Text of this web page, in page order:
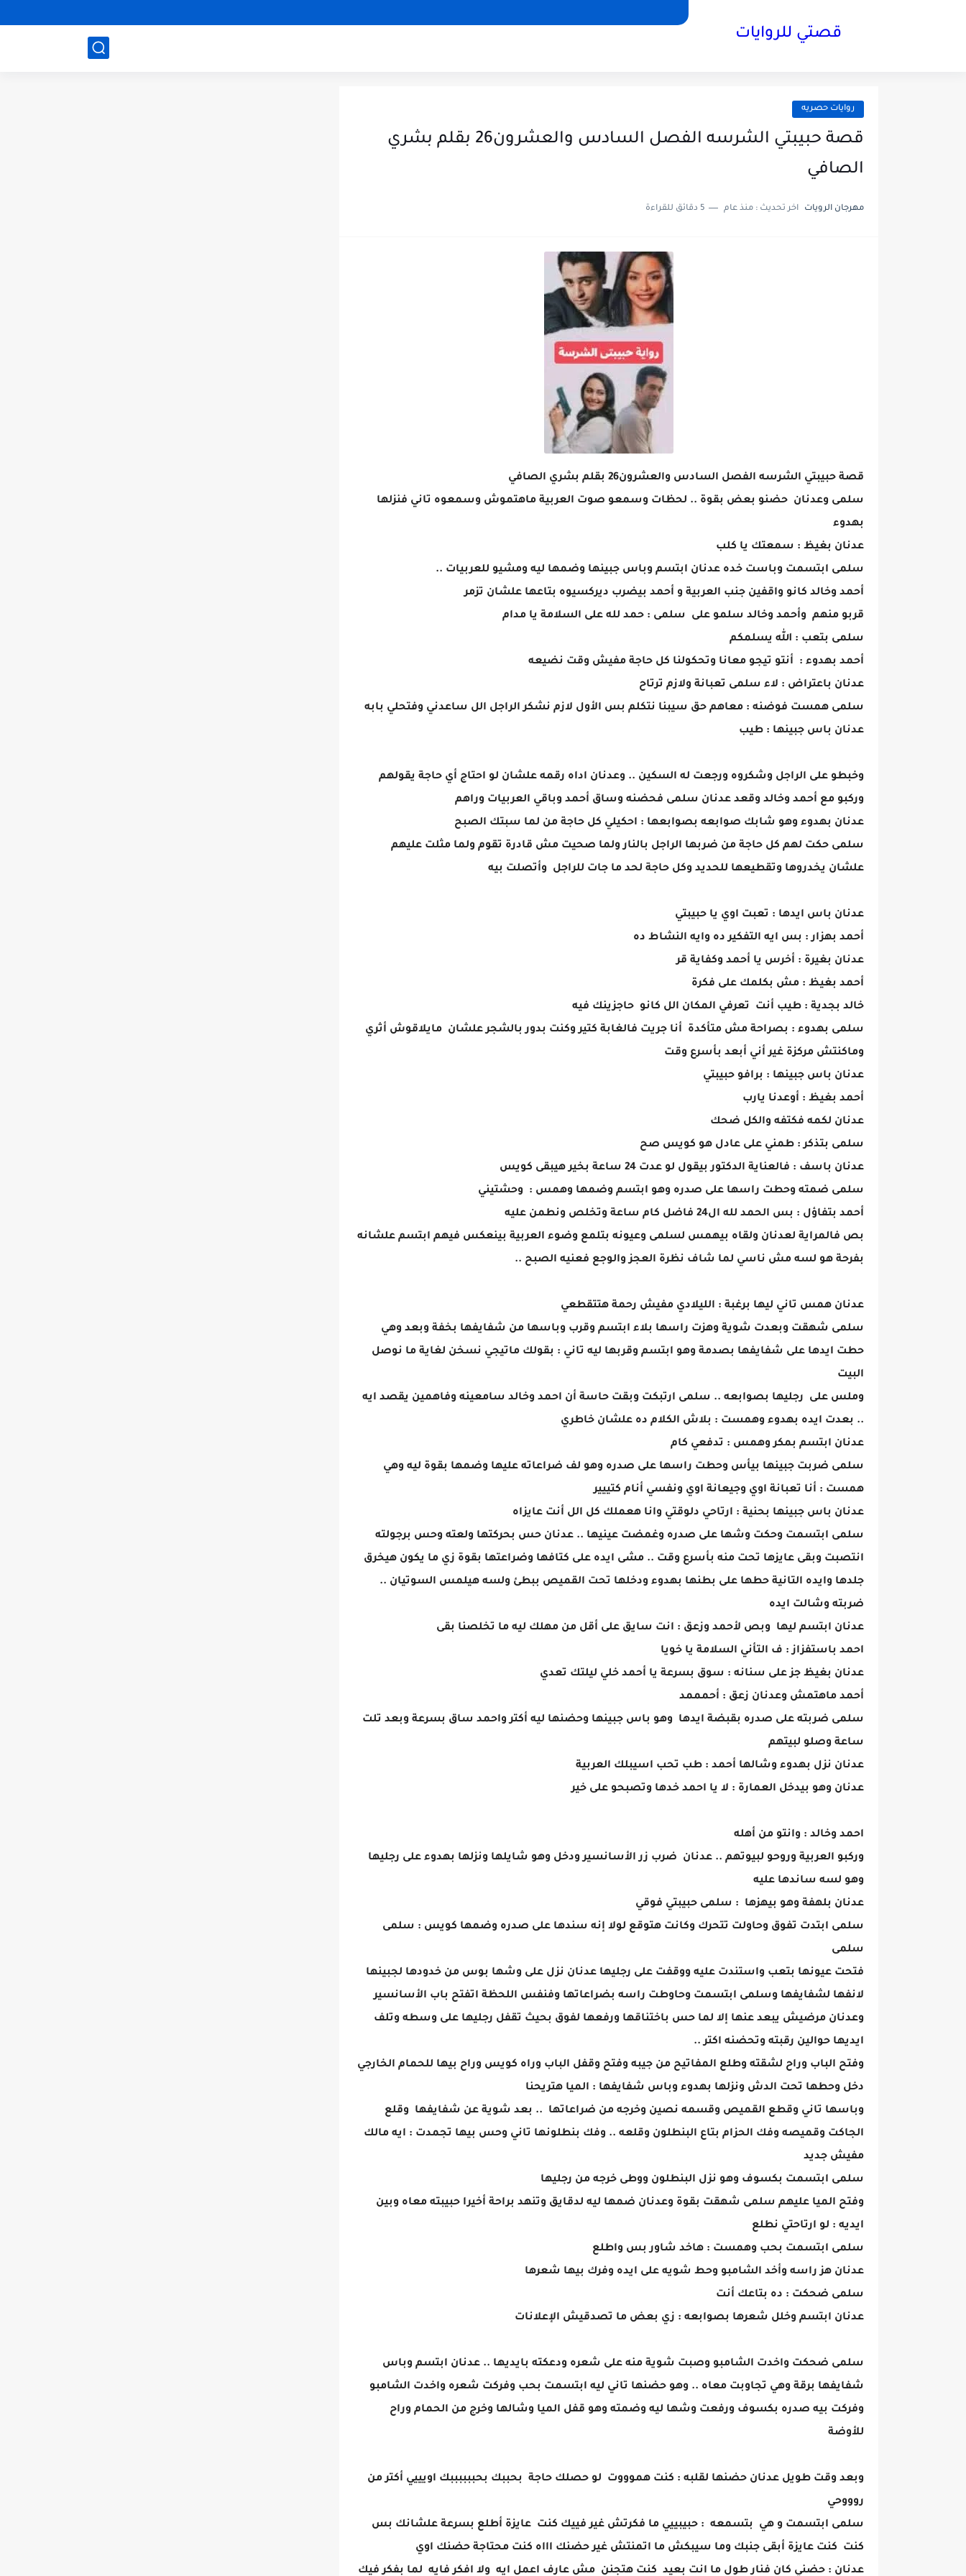
قصتي للروايات
روايات حصريه
قصة حبيبتي الشرسه الفصل السادس والعشرون26 بقلم بشري
الصافي
مهرجان الرويات اخر تحديث : منذ عام 5 دقائق للقراءة
قصة حبيبتي الشرسه الفصل السادس والعشرون26 بقلم بشري الصافي
سلمى وعدنان حضنو بعض بقوة .. لحظات وسمعو صوت العربية ماهتموش وسمعوه تاني فنزلها
بهدوء
عدنان بغيظ : سمعتك يا كلب
سلمى ابتسمت وباست خده عدنان ابتسم وباس جبينها وضمها ليه ومشيو للعربيات ..
أحمد وخالد كانو واقفين جنب العربية و أحمد بيضرب ديركسيوه بتاعها علشان تزمر
قربو منهم وأحمد وخالد سلمو على سلمى : حمد لله على السلامة يا مدام
سلمى بتعب : الله يسلمكم
أحمد بهدوء : أنتو تيجو معانا وتحكولنا كل حاجة مفيش وقت نضيعه
عدنان باعتراض : لاء سلمى تعبانة ولازم ترتاح
سلمى همست فوضنه : معاهم حق سيبنا نتكلم بس الأول لازم نشكر الراجل الل ساعدني وفتحلي بابه
عدنان باس جبينها : طيب
وخبطو على الراجل وشكروه ورجعت له السكين .. وعدنان اداه رقمه علشان لو احتاج أي حاجة يقولهم
وركبو مع أحمد وخالد وقعد عدنان سلمى فحضنه وساق أحمد وباقي العربيات وراهم
عدنان بهدوء وهو شابك صوابعه بصوابعها : احكيلي كل حاجة من لما سبتك الصبح
سلمى حكت لهم كل حاجة من ضربها الراجل بالنار ولما صحيت مش قادرة تقوم ولما مثلت عليهم
علشان يخدروها وتقطيعها للحديد وكل حاجة لحد ما جات للراجل وأتصلت بيه
عدنان باس ايدها : تعبت اوي يا حبيبتي
أحمد بهزار : بس ايه التفكير ده وايه النشاط ده
عدنان بغيرة : أخرس يا أحمد وكفاية قر
أحمد بغيظ : مش بكلمك على فكرة
خالد بجدية : طيب أنت تعرفي المكان الل كانو حاجزينك فيه
سلمى بهدوء : بصراحة مش متأكدة أنا جريت فالغابة كتير وكنت بدور بالشجر علشان مايلاقوش أثري
وماكنتش مركزة غير أني أبعد بأسرع وقت
عدنان باس جبينها : برافو حبيبتي
أحمد بغيظ : أوعدنا يارب
عدنان لكمه فكتفه والكل ضحك
سلمى بتذكر : طمني على عادل هو كويس صح
عدنان باسف : فالعناية الدكتور بيقول لو عدت 24 ساعة بخير هيبقى كويس
سلمى ضمته وحطت راسها على صدره وهو ابتسم وضمها وهمس : وحشتيني
أحمد بتفاؤل : بس الحمد لله ال24 فاضل كام ساعة وتخلص ونطمن عليه
بص فالمراية لعدنان ولقاه بيهمس لسلمى وعيونه بتلمع وضوء العربية بينعكس فيهم ابتسم علشانه
بفرحة هو لسه مش ناسي لما شاف نظرة العجز والوجع فعنيه الصبح ..
عدنان همس تاني ليها برغبة : الليلادي مفيش رحمة هتتقطعي
سلمى شهقت وبعدت شوية وهزت راسها بلاء ابتسم وقرب وباسها من شفايفها بخفة وبعد وهي
حطت ايدها على شفايفها بصدمة وهو ابتسم وقربها ليه تاني : بقولك ماتيجي نسخن لغاية ما نوصل
البيت
وملس على رجليها بصوابعه .. سلمى ارتبكت وبقت حاسة أن احمد وخالد سامعينه وفاهمين يقصد ايه
.. بعدت ايده بهدوء وهمست : بلاش الكلام ده علشان خاطري
عدنان ابتسم بمكر وهمس : تدفعي كام
سلمى ضربت جبينها بيأس وحطت راسها على صدره وهو لف ضراعاته عليها وضمها بقوة ليه وهي
همست : أنا تعبانة اوي وجيعانة اوي ونفسي أنام كتييير
عدنان باس جبينها بحنية : ارتاحي دلوقتي وانا هعملك كل الل أنت عايزاه
سلمى ابتسمت وحكت وشها على صدره وغمضت عينيها .. عدنان حس بحركتها ولعته وحس برجولته
انتصبت وبقى عايزها تحت منه بأسرع وقت .. مشى ايده على كتافها وضراعتها بقوة زي ما يكون هيخرق
جلدها وايده التانية حطها على بطنها بهدوء ودخلها تحت القميص ببطئ ولسه هيلمس السوتيان ..
ضربته وشالت ايده
عدنان ابتسم ليها وبص لأحمد وزعق : انت سايق على أقل من مهلك ليه ما تخلصنا بقى
احمد باستفزاز : ف التأني السلامة يا خويا
عدنان بغيظ جز على سنانه : سوق بسرعة يا أحمد خلي ليلتك تعدي
أحمد ماهتمش وعدنان زعق : أحمممد
سلمى ضربته على صدره بقبضة ايدها وهو باس جبينها وحضنها ليه أكتر واحمد ساق بسرعة وبعد تلت
ساعة وصلو لبيتهم
عدنان نزل بهدوء وشالها أحمد : طب تحب اسيبلك العربية
عدنان وهو بيدخل العمارة : لا يا احمد خدها وتصبحو على خير
احمد وخالد : وانتو من أهله
وركبو العربية وروحو لبيوتهم .. عدنان ضرب زر الأسانسير ودخل وهو شايلها ونزلها بهدوء على رجليها
وهو لسه ساندها عليه
عدنان بلهفة وهو بيهزها : سلمى حبيبتي فوقي
سلمى ابتدت تفوق وحاولت تتحرك وكانت هتوقع لولا إنه سندها على صدره وضمها كويس : سلمى
سلمى
فتحت عيونها بتعب واستندت عليه ووقفت على رجليها عدنان نزل على وشها بوس من خدودها لجبينها
لانفها لشفايفها وسلمى ابتسمت وحاوطت راسه بضراعاتها وفنفس اللحظة اتفتح باب الأسانسير
وعدنان مرضيش يبعد عنها إلا لما حس باختناقها ورفعها لفوق بحيث تقفل رجليها على وسطه وتلف
ايديها حوالين رقبته وتحضنه اكتر ..
وفتح الباب وراح لشقته وطلع المفاتيح من جيبه وفتح وقفل الباب وراه كويس وراح بيها للحمام الخارجي
دخل وحطها تحت الدش ونزلها بهدوء وباس شفايفها : الميا هتريحنا
وباسها تاني وقطع القميص وقسمه نصين وخرجه من ضراعاتها .. بعد شوية عن شفايفها وقلع
الجاكت وقميصه وفك الحزام بتاع البنطلون وقلعه .. وفك بنطلونها تاني وحس بيها تجمدت : ايه مالك
مفيش جديد
سلمى ابتسمت بكسوف وهو نزل البنطلون ووطى خرجه من رجليها
وفتح الميا عليهم سلمى شهقت بقوة وعدنان ضمها ليه لدقايق وتنهد براحة أخيرا حبيبته معاه وبين
ايديه : لو ارتاحتي نطلع
سلمى ابتسمت بحب وهمست : هاخد شاور بس واطلع
عدنان هز راسه وأخد الشامبو وحط شويه على ايده وفرك بيها شعرها
سلمى ضحكت : ده بتاعك أنت
عدنان ابتسم وخلل شعرها بصوابعه : زي بعض ما تصدقيش الإعلانات
سلمى ضحكت واخدت الشامبو وصبت شوية منه على شعره ودعكته بايديها .. عدنان ابتسم وباس
شفايفها برقة وهي تجاوبت معاه .. وهو حضنها تاني ليه ابتسمت بحب وفركت شعره واخدت الشامبو
وفركت بيه صدره بكسوف ورفعت وشها ليه وضمته وهو قفل الميا وشالها وخرج من الحمام وراح
للأوضة
وبعد وقت طويل عدنان حضنها لقلبه : كنت هموووت لو حصلك حاجة بحببك بحببببببك اويييي أكتر من
روووحي
سلمى ابتسمت و هي بتسمعه : حبيبييي ما فكرتش غير فييك كنت عايزة أطلع بسرعة علشانك بس
كنت كنت عايزة أبقى جنبك وما سيبكش ما اتمنتش غير حضنك اااه كنت محتاجة حضنك اوي
عدنان : حضني كان فنار طول ما انت بعيد كنت هتجنن مش عارف اعمل ايه ولا افكر فايه لما بفكر فيك